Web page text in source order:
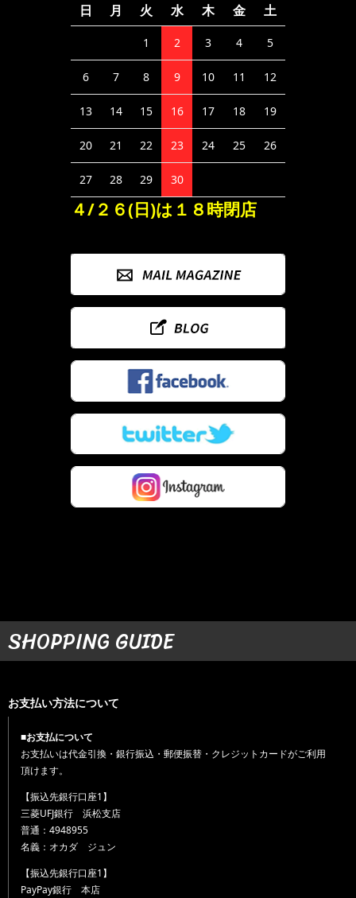
日
月 火 水 木 金 土
1 2 3 4 5
6 7 8 9 10 11 12
13 14 15 16 17 18 19
20 21 22 23 24 25 26
27 28 29 30
４/２６(日)は１８時閉店
SHOPPING GUIDE
お支払い方法について
■お支払について
お支払いは代金引換・銀行振込・郵便振替・クレジットカードがご利用
頂けます。
【振込先銀行口座1】
三菱UFJ銀行 浜松支店
普通：4948955
名義：オカダ ジュン
【振込先銀行口座1】
PayPay銀行 本店